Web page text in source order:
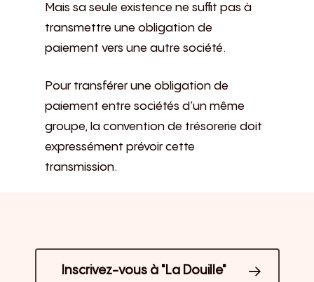
Mais sa seule existence ne suffit pas à
transmettre une obligation de
paiement vers une autre société.
Pour transférer une obligation de
paiement entre sociétés d’un même
groupe, la convention de trésorerie doit
expressément prévoir cette
transmission.
Inscrivez-vous à "La Douille"